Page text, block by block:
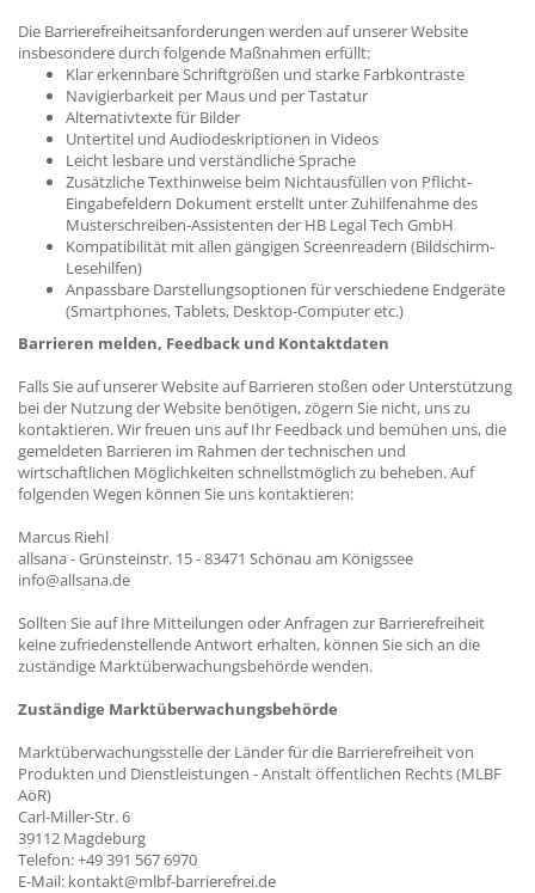
Die Barrierefreiheitsanforderungen werden auf unserer Website
insbesondere durch folgende Maßnahmen erfüllt:
Klar erkennbare Schriftgrößen und starke Farbkontraste
Navigierbarkeit per Maus und per Tastatur
Alternativtexte für Bilder
Untertitel und Audiodeskriptionen in Videos
Leicht lesbare und verständliche Sprache
Zusätzliche Texthinweise beim Nichtausfüllen von Pflicht-
Eingabefeldern Dokument erstellt unter Zuhilfenahme des
Musterschreiben-Assistenten der HB Legal Tech GmbH
Kompatibilität mit allen gängigen Screenreadern (Bildschirm-
Lesehilfen)
Anpassbare Darstellungsoptionen für verschiedene Endgeräte
(Smartphones, Tablets, Desktop-Computer etc.)
Barrieren melden, Feedback und Kontaktdaten
Falls Sie auf unserer Website auf Barrieren stoßen oder Unterstützung
bei der Nutzung der Website benötigen, zögern Sie nicht, uns zu
kontaktieren. Wir freuen uns auf Ihr Feedback und bemühen uns, die
gemeldeten Barrieren im Rahmen der technischen und
wirtschaftlichen Möglichkeiten schnellstmöglich zu beheben. Auf
folgenden Wegen können Sie uns kontaktieren:
Marcus Riehl
allsana - Grünsteinstr. 15 - 83471 Schönau am Königssee
info@allsana.de
Sollten Sie auf Ihre Mitteilungen oder Anfragen zur Barrierefreiheit
keine zufriedenstellende Antwort erhalten, können Sie sich an die
zuständige Marktüberwachungsbehörde wenden.
Zuständige Marktüberwachungsbehörde
Marktüberwachungsstelle der Länder für die Barrierefreiheit von
Produkten und Dienstleistungen - Anstalt öffentlichen Rechts (MLBF
AöR)
Carl-Miller-Str. 6
39112 Magdeburg
Telefon: +49 391 567 6970
E-Mail: kontakt@mlbf-barrierefrei.de